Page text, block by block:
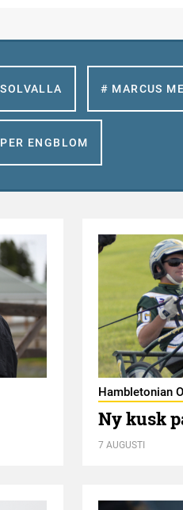
# MARCUS
ENGBLOM
Hambletonian
Ny kusk
7 AUGUSTI